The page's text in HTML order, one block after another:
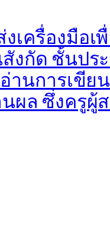
เครื่องมือเ
งกัด ชั้นปร
านการเขีย
ผล ซึ่งครูผู้